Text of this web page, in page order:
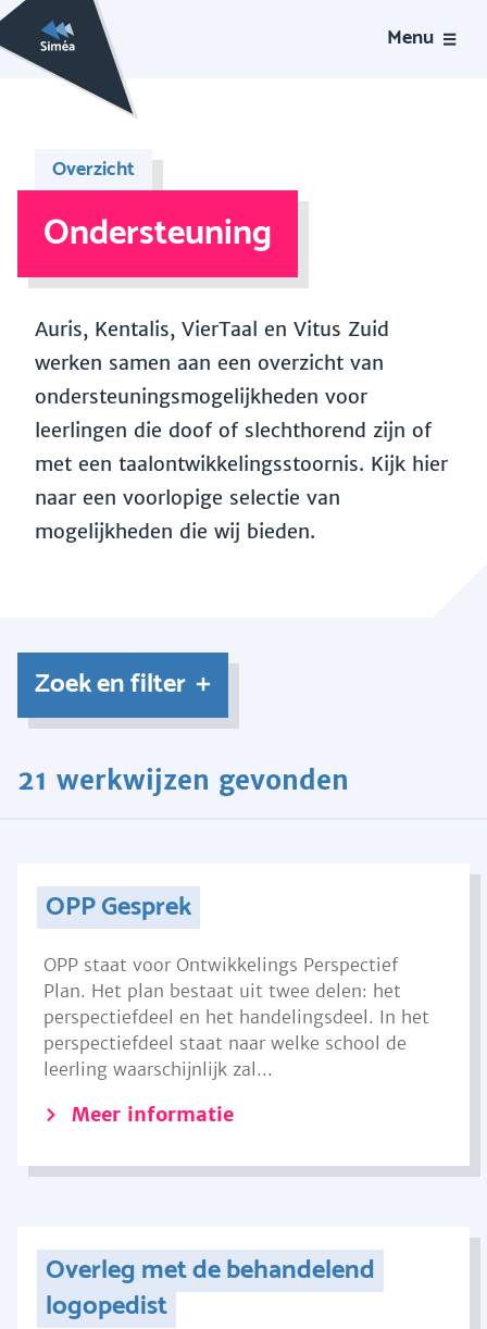
Menu
Overzicht
Ondersteuning
Auris, Kentalis, VierTaal en Vitus Zuid
werken samen aan een overzicht van
ondersteuningsmogelijkheden voor
leerlingen die doof of slechthorend zijn of
met een taalontwikkelingsstoornis. Kijk hier
naar een voorlopige selectie van
mogelijkheden die wij bieden.
Zoek en filter
21 werkwijzen gevonden
OPP Gesprek
OPP staat voor Ontwikkelings Perspectief
Plan. Het plan bestaat uit twee delen: het
perspectiefdeel en het handelingsdeel. In het
perspectiefdeel staat naar welke school de
leerling waarschijnlijk zal...
Meer informatie
Overleg met de behandelend
logopedist